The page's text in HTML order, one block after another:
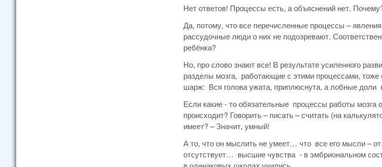
Нет ответов! Процессы есть, а объяснений нет.
Да, потому, что все перечисленные процессы –
рассудочные люди о них не подозревают.
ребёнка?
Но, про слово знают все! В результате усиленного
разделы мозга, работающие с этими процессами,
шарж: Вся голова ужата, приплюснута, а лобные доли
Если какие - то обязательные процессы работы мозга
происходит? Говорить – писать – считать (на
имеет? – Значит, умный!
А то, что он мыслить не умеет… что все его мысли –
отсутствует… высшие чувства - в эмбриональном